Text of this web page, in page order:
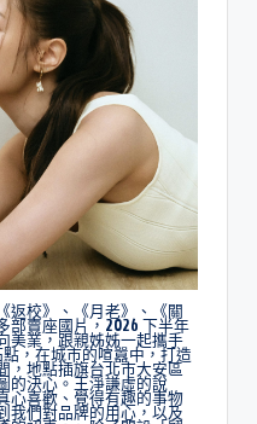
返校》、《月老》、《關
部賣座國片，2026 下半年
美業，跟親姊姊一起攜手
，在城市的喧囂中，打造
，地點插旗台北市大安區
的決心。王淨謙虛的說
心喜歡、覺得有趣的事物
我們對品牌的用心，以及